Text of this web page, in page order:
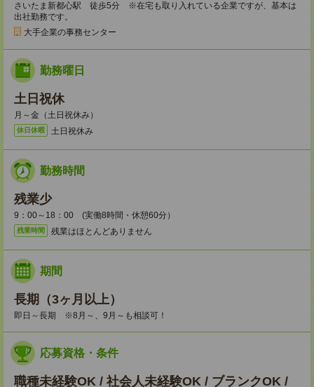
さいたま新都心駅 徒歩5分 ※在宅も取り入れている企業ですが、基本は
出社勤務です。
大手企業の事務センター
勤務曜日
土日祝休
月～金（土日祝休み）
休日休暇 土日祝休み
勤務時間
残業少
9：00～18：00 (実働8時間・休憩60分）
残業時間 残業はほとんどありません
期間
長期（3ヶ月以上）
即日～長期 ※8月～、9月～も相談可！
応募資格・条件
職種未経験OK / 社会人未経験OK / ブランクOK /